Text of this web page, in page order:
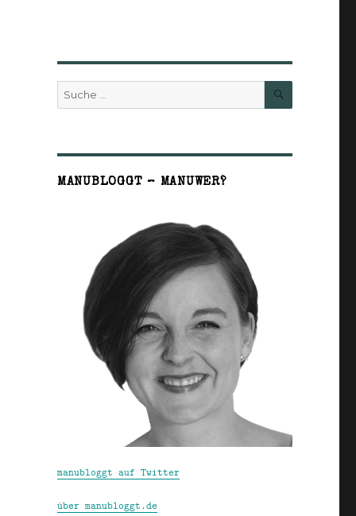
Suche
nach:
SUCHE
MANUBLOGGT – MANUWER?
manubloggt auf Twitter
über manubloggt.de